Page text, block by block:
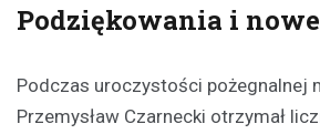
Podziękowania i
Podczas uroczystości pożegnalnej
Przemysław Czarnecki otrzymał